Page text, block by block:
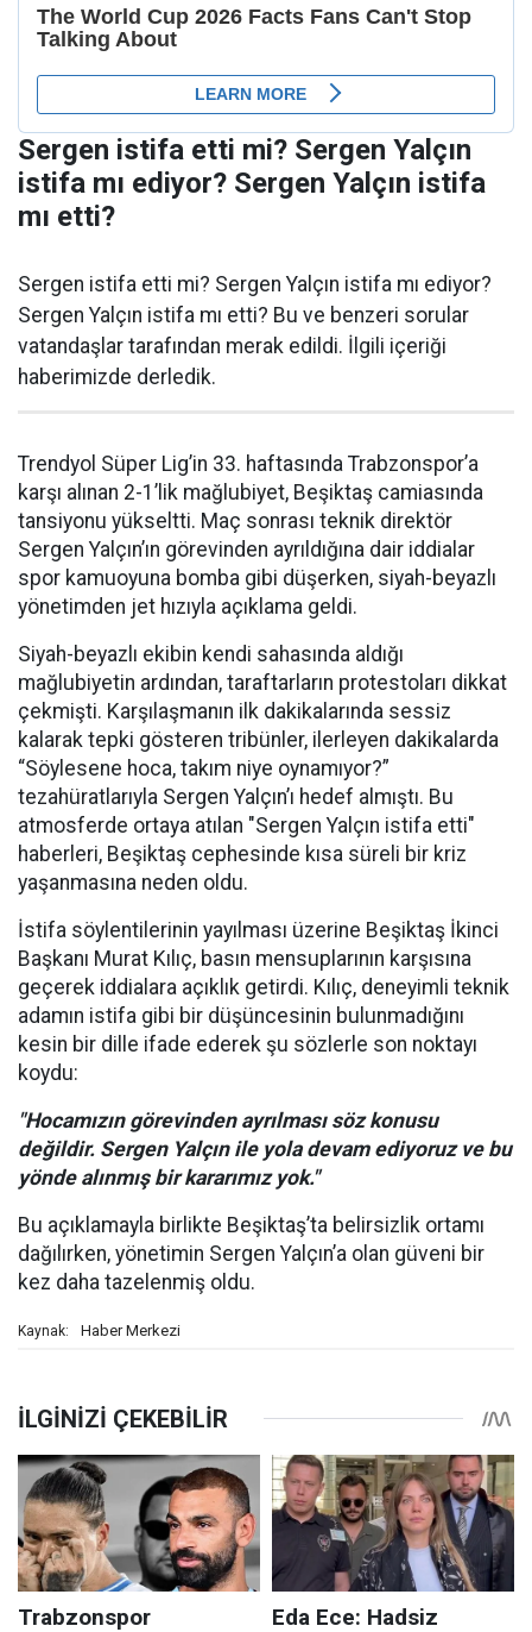
Sergen istifa etti mi? Sergen Yalçın
istifa mı ediyor? Sergen Yalçın istifa
mı etti?
Sergen istifa etti mi? Sergen Yalçın istifa mı ediyor?
Sergen Yalçın istifa mı etti? Bu ve benzeri sorular
vatandaşlar tarafından merak edildi. İlgili içeriği
haberimizde derledik.
Trendyol Süper Lig’in 33. haftasında Trabzonspor’a
karşı alınan 2-1’lik mağlubiyet, Beşiktaş camiasında
tansiyonu yükseltti. Maç sonrası teknik direktör
Sergen Yalçın’ın görevinden ayrıldığına dair iddialar
spor kamuoyuna bomba gibi düşerken, siyah-beyazlı
yönetimden jet hızıyla açıklama geldi.
Siyah-beyazlı ekibin kendi sahasında aldığı
mağlubiyetin ardından, taraftarların protestoları dikkat
çekmişti. Karşılaşmanın ilk dakikalarında sessiz
kalarak tepki gösteren tribünler, ilerleyen dakikalarda
“Söylesene hoca, takım niye oynamıyor?”
tezahüratlarıyla Sergen Yalçın’ı hedef almıştı. Bu
atmosferde ortaya atılan "Sergen Yalçın istifa etti"
haberleri, Beşiktaş cephesinde kısa süreli bir kriz
yaşanmasına neden oldu.
İstifa söylentilerinin yayılması üzerine Beşiktaş İkinci
Başkanı Murat Kılıç, basın mensuplarının karşısına
geçerek iddialara açıklık getirdi. Kılıç, deneyimli teknik
adamın istifa gibi bir düşüncesinin bulunmadığını
kesin bir dille ifade ederek şu sözlerle son noktayı
koydu:
"Hocamızın görevinden ayrılması söz konusu
değildir. Sergen Yalçın ile yola devam ediyoruz ve bu
yönde alınmış bir kararımız yok."
Bu açıklamayla birlikte Beşiktaş’ta belirsizlik ortamı
dağılırken, yönetimin Sergen Yalçın’a olan güveni bir
kez daha tazelenmiş oldu.
Kaynak: Haber Merkezi